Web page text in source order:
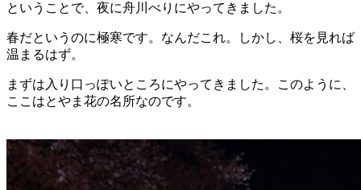
ということで、夜に舟川べりにやってきました。
春だというのに極寒です。なんだこれ。しかし、桜を見れば
温まるはず。
まずは入り口っぽいところにやってきました。このように、
ここはとやま花の名所なのです。